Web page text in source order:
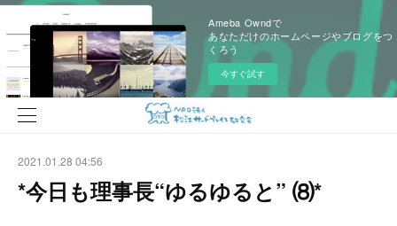
Ameba Owndで
あなただけのホームページやブログをつ
くろう
今すぐ試す
2021.01.28 04:56
*今日も理事長“ゆるゆると” ⑻*